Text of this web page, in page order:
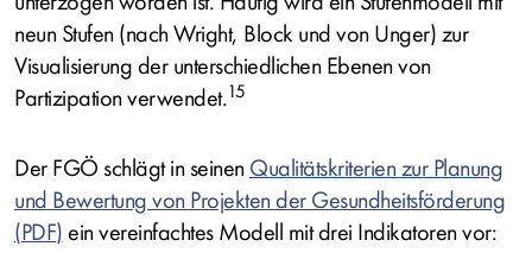
neun Stufen (nach Wright, Block und von Unger) zur
Visualisierung der unterschiedlichen Ebenen von
Partizipation verwendet.15
Der FGÖ schlägt in seinen Qualitätskriterien zur Planung
und Bewertung von Projekten der Gesundheitsförderung
ein vereinfachtes Modell mit drei Indikatoren vor: